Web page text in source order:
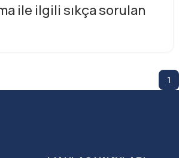
ile ilgili sıkça sorulan
1